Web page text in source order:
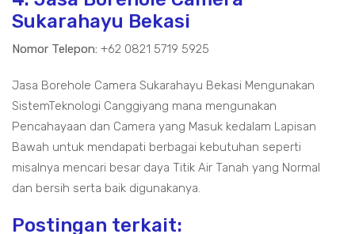
Sukarahayu Bekasi
Nomor Telepon: +62 0821 5719 5925
Jasa Borehole Camera Sukarahayu Bekasi Mengunakan
SistemTeknologi Canggiyang mana mengunakan
Pencahayaan dan Camera yang Masuk kedalam Lapisan
Bawah untuk mendapati berbagai kebutuhan seperti
misalnya mencari besar daya Titik Air Tanah yang Normal
dan bersih serta baik digunakanya.
Postingan terkait: